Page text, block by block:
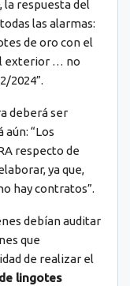
, la respuesta del
las alarmas:
de oro con el
exterior … no
2024”.
deberá ser
“Los
respecto de
ya que,
hay contratos”.
debían auditar
que
de realizar el
lingotes